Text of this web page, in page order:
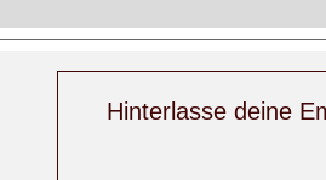
Hinterlasse deine